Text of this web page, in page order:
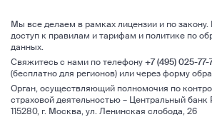
Мы все делаем в рамкахлицензии и по закону.
доступ к правилам и тарифам и политике по
данных.
Орган, осуществляющий полномочия по
страховой деятельностью – Центральный банк
115280, г. Москва,ул. Ленинская слобода, 26
Свяжитесь с нами по телефону+7 (495) 025-77-
(бесплатно для регионов) или черезформу